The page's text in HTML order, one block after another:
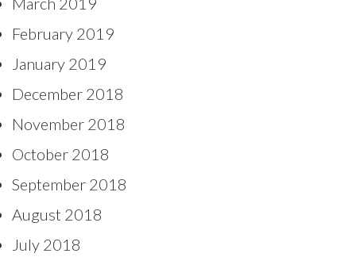
February 2019
January 2019
December 2018
November 2018
October 2018
September 2018
August 2018
July 2018